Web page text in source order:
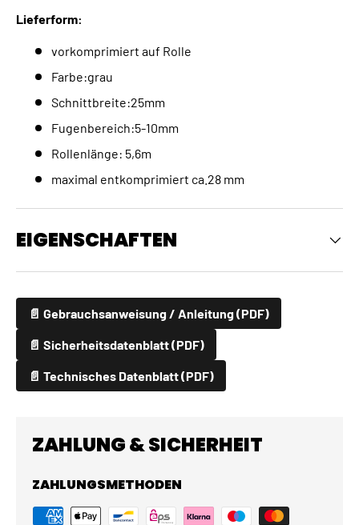
Lieferform:
vorkomprimiert auf Rolle
Farbe:grau
Schnittbreite:25mm
Fugenbereich:5-10mm
Rollenlänge: 5,6m
maximal entkomprimiert ca.28 mm
EIGENSCHAFTEN
📄 Gebrauchsanweisung / Anleitung (PDF)
📄 Sicherheitsdatenblatt (PDF)
📄 Technisches Datenblatt (PDF)
ZAHLUNG & SICHERHEIT
ZAHLUNGSMETHODEN